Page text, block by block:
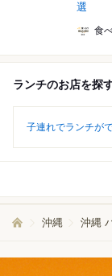
選
食
ランチのお店を探
子連れでランチが
沖縄 沖縄